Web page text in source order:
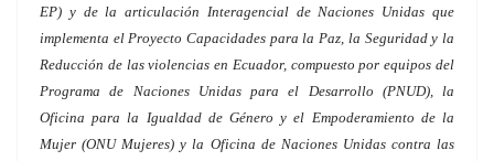
EP) y de la articulación Interagencial de Naciones Unidas que
implementa el Proyecto Capacidades para la Paz, la Seguridad y la
Reducción de las violencias en Ecuador, compuesto por equipos del
Programa de Naciones Unidas para el Desarrollo (PNUD), la
Oficina para la Igualdad de Género y el Empoderamiento de la
Mujer (ONU Mujeres) y la Oficina de Naciones Unidas contra las